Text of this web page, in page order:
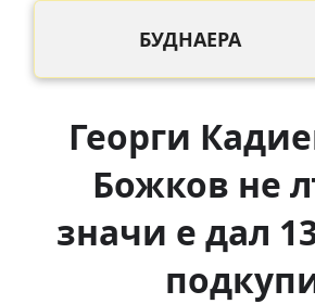
БУДНАЕРА
Георги
Божков не
значи е дал